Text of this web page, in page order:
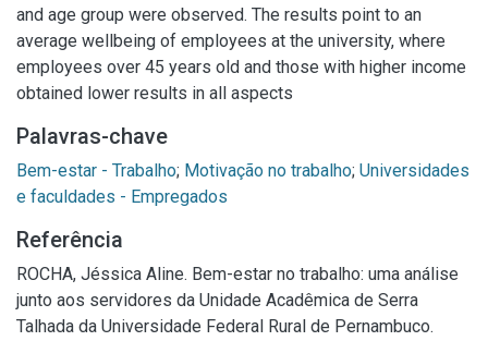
and age group were observed. The results point to an
average wellbeing of employees at the university, where
employees over 45 years old and those with higher income
obtained lower results in all aspects
Palavras-chave
Bem-estar - Trabalho; Motivação no trabalho; Universidades
e faculdades - Empregados
Referência
ROCHA, Jéssica Aline. Bem-estar no trabalho: uma análise
junto aos servidores da Unidade Acadêmica de Serra
Talhada da Universidade Federal Rural de Pernambuco.